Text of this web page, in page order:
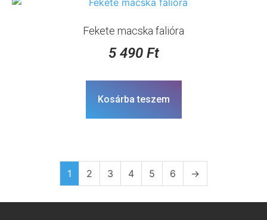
Fekete macska falióra
5 490 Ft
Kosárba teszem
1 2 3 4 5 6 →